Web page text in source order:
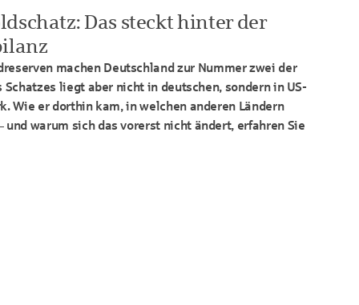
Das steckt hinter der
machen Deutschland zur Nummer zwei der
liegt aber nicht in deutschen, sondern in US-
Wie er dorthin kam, in welchen anderen Ländern
und warum sich das vorerst nicht ändert, erfahren Sie